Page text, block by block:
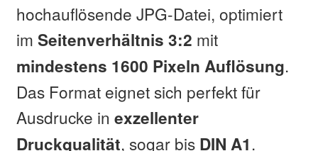
hochauflösende JPG-Datei, optimiert
im Seitenverhältnis 3:2 mit
mindestens 1600 Pixeln Auflösung.
Das Format eignet sich perfekt für
Ausdrucke in exzellenter
Druckqualität, sogar bis DIN A1.